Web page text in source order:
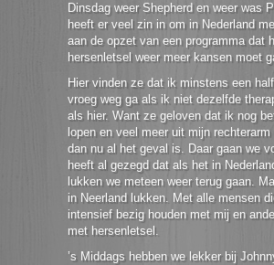
Dinsdag weer Shepherd en weer was
heeft er veel zin in om in Nederland
aan de opzet van een programma dat
hersenletsel weer meer kansen moet
Hier vinden ze dat ik minstens een
vroeg weg ga als ik niet dezelfde
als hier. Want ze geloven dat ik nog
lopen en veel meer uit mijn
dan nu al het geval is. Daar gaan we
heeft al gezegd dat als het in
lukken we meteen weer terug gaan.
in Neerland lukken. Met alle mensen
intensief bezig houden met mij en
met hersenletsel.
’s Middags hebben we lekker bij